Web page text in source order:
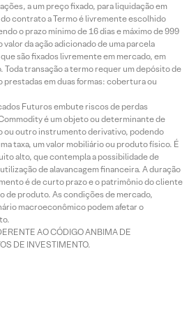
a um preço fixado, para liquidação em
contrato a Termo é livremente escolhido
o prazo mínimo de 16 dias e máximo de 999
da ação adicionado de uma parcela
são fixados livremente em mercado, em
Toda transação a termo requer um depósito de
prestadas em duas formas: cobertura ou
Futuros embute riscos de perdas
é um objeto ou determinante de
ou outro instrumento derivativo, podendo
taxa, um valor mobiliário ou produto físico. É
alto, que contempla a possibilidade de
de alavancagem financeira. A duração
é de curto prazo e o patrimônio do cliente
de produto. As condições de mercado,
macroeconômico podem afetar o
AO CÓDIGO ANBIMA DE
DE INVESTIMENTO.